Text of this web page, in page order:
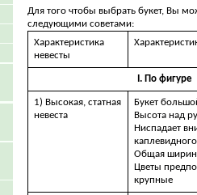
Для того чтобы выбрать букет, Вы
следующими советами:
Характеристика
невесты
I. По фигуре
1) Высокая, статная
невеста
Букет
Высота над
Ниспадает
Общая
Цветы
крупные